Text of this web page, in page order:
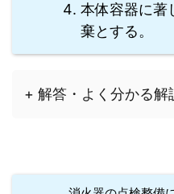
本体容器に著
棄とする。
+ 解答・よく分かる解